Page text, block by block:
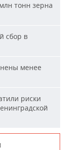
тонн зерна
сбор в
менее
риски